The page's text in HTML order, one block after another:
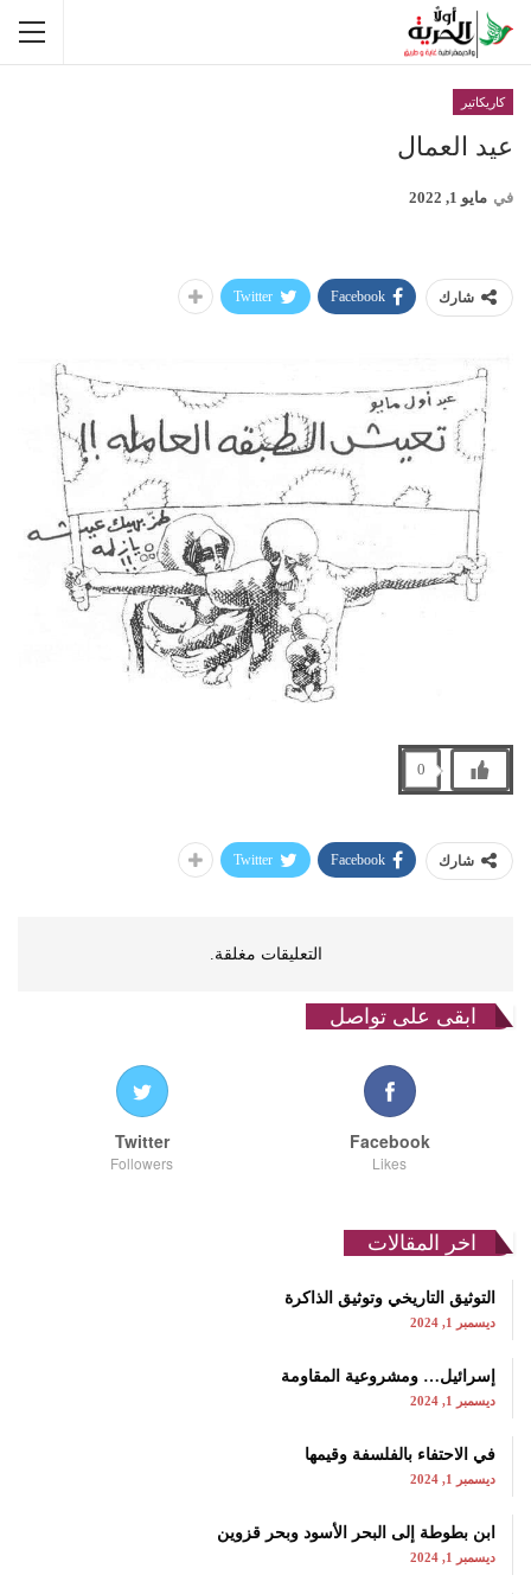
كاريكاتير
عيد العمال
في مايو 1, 2022
شارك Facebook
Twitter
0
شارك Facebook
Twitter
التعليقات مغلقة.
ابقى على تواصل
Facebook
Likes
Twitter
Followers
اخر المقالات
التوثيق التاريخي وتوثيق الذاكرة
ديسمبر 1, 2024
إسرائيل… ومشروعية المقاومة
ديسمبر 1, 2024
في الاحتفاء بالفلسفة وقيمها
ديسمبر 1, 2024
ابن بطوطة إلى البحر الأسود وبحر قزوين
ديسمبر 1, 2024